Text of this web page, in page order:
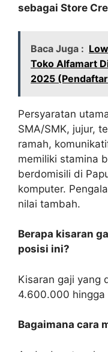
sebagai Store
Baca Juga :
Toko Alfamart
2025
Persyaratan
SMA/SMK, jujur,
ramah,
memiliki stamina
berdomisili di
komputer.
nilai tambah.
Berapa kisaran
posisi ini?
Kisaran gaji yang
4.600.000
Bagaimana cara